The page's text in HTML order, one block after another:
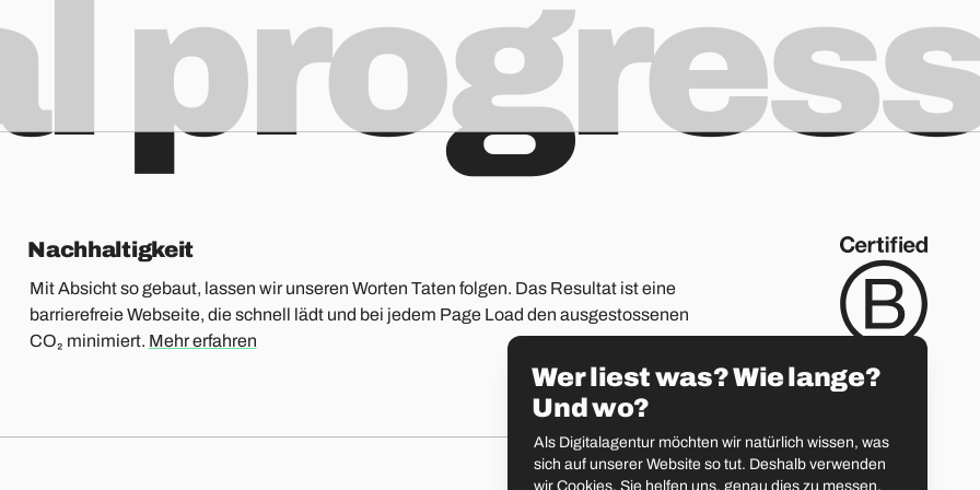
Nachhaltigkeit
Mit Absicht so gebaut, lassen wir unseren Worten Taten folgen. Das Resultat ist eine
barrierefreie Webseite, die schnell lädt und bei jedem Page Load den ausgestossenen
CO₂ minimiert. Mehr erfahren
Wer liest was? Wie lange?
Und wo?
Als Digitalagentur möchten wir natürlich wissen, was
sich auf unserer Website so tut. Deshalb verwenden
wir Cookies. Sie helfen uns, genau dies zu messen.